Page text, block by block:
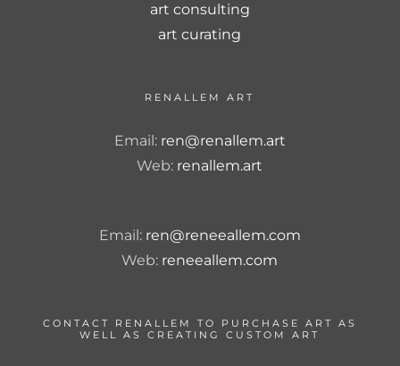
art consulting
art curating
RENALLEM ART
Email: ren@renallem.art
Web: renallem.art
Email: ren@reneeallem.com
Web: reneeallem.com
CONTACT RENALLEM TO PURCHASE ART AS
WELL AS CREATING CUSTOM ART